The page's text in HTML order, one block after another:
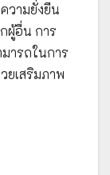
วามยั่งยืน
ผู้อื่น การ
ารถในการ
ยเสริมภาพ